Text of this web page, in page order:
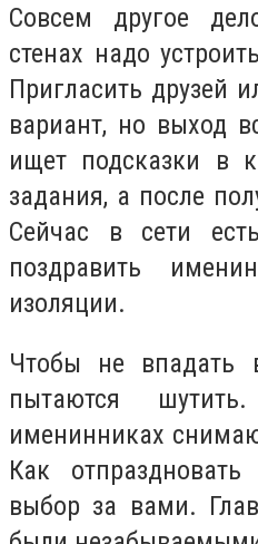
Совсем другое
стенах надо
Пригласить друзей
вариант, но выход
ищет подсказки в
задания, а после
Сейчас в сети
поздравить
изоляции.
Чтобы не впадать
пытаются
именинниках
Как
выбор за вами.